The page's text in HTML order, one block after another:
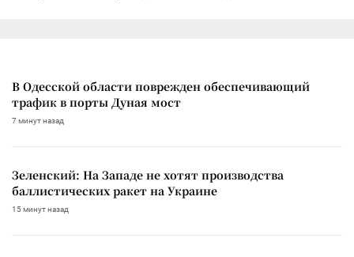
В Одесской области поврежден обеспечивающий
трафик в порты Дуная мост
7 минут назад
Зеленский: На Западе не хотят производства
баллистических ракет на Украине
15 минут назад